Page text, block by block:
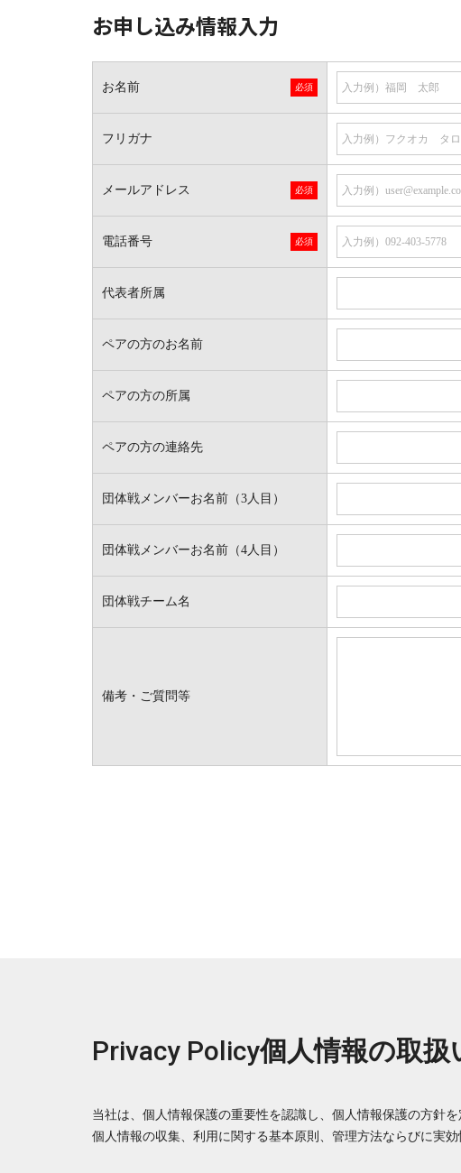
お申し込み情報入力
お名前
フリガナ
メールアドレス
電話番号
代表者所属
ペアの方のお名前
ペアの方の所属
ペアの方の連絡先
団体戦メンバーお名前（3人目）
団体戦メンバーお名前（4人目）
団体戦チーム名
備考・ご質問等
Privacy Policy個人情報の取扱
当社は、個人情報保護の重要性を認識し、個人情報保護の方針
個人情報の収集、利用に関する基本原則、管理方法ならびに実